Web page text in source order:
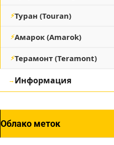
Туран (Touran)
Амарок (Amarok)
Терамонт (Teramont)
Информация
Облако меток